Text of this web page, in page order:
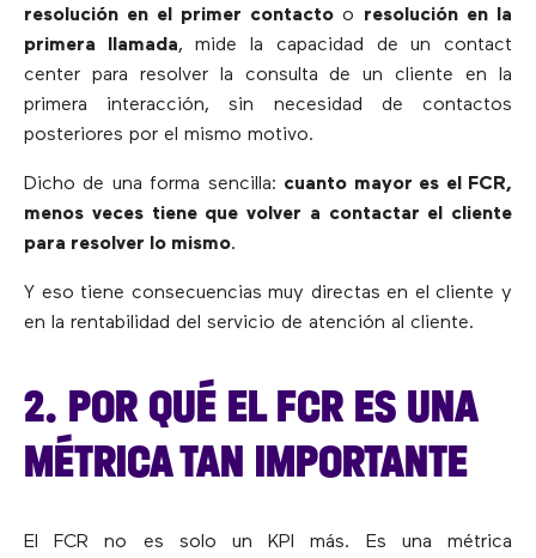
resolución en el primer contactoo resolución en la
primera llamada, mide la capacidad de un contact
center para resolver la consulta de un cliente en la
primera interacción, sin necesidad de contactos
posteriores por el mismo motivo.
Dicho de una forma sencilla: cuanto mayor es el FCR,
menos veces tiene que volver a contactar el cliente
para resolver lo mismo.
Y eso tiene consecuencias muy directas en el cliente y
en la rentabilidad del servicio de atención al cliente.
2. POR QUÉ EL FCR ES UNA
MÉTRICA TAN IMPORTANTE
El FCR no es solo un KPI más. Es una métrica